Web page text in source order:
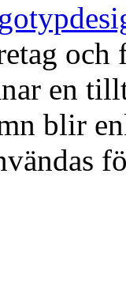
en
blir